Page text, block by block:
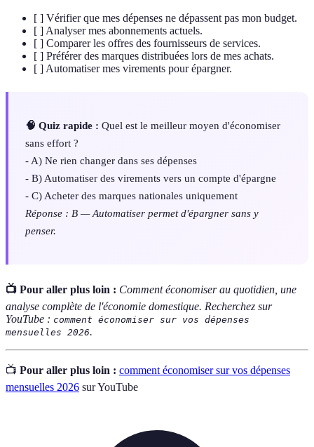
[ ] Vérifier que mes dépenses ne dépassent pas mon budget.
[ ] Analyser mes abonnements actuels.
[ ] Comparer les offres des fournisseurs de services.
[ ] Préférer des marques distribuées lors de mes achats.
[ ] Automatiser mes virements pour épargner.
🧠 Quiz rapide : Quel est le meilleur moyen d'économiser
sans effort ?
- A) Ne rien changer dans ses dépenses
- B) Automatiser des virements vers un compte d'épargne
- C) Acheter des marques nationales uniquement
Réponse : B — Automatiser permet d'épargner sans y
penser.
📺 Pour aller plus loin : Comment économiser au quotidien, une
analyse complète de l'économie domestique. Recherchez sur
YouTube : comment économiser sur vos dépenses
mensuelles 2026.
📺 Pour aller plus loin : comment économiser sur vos dépenses
mensuelles 2026 sur YouTube